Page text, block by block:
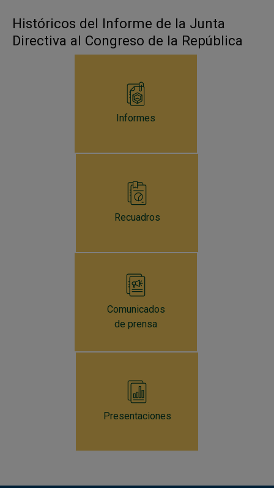
Históricos del Informe de la Junta
Directiva al Congreso de la República
Informes
Recuadros
Comunicados
de prensa
Presentaciones